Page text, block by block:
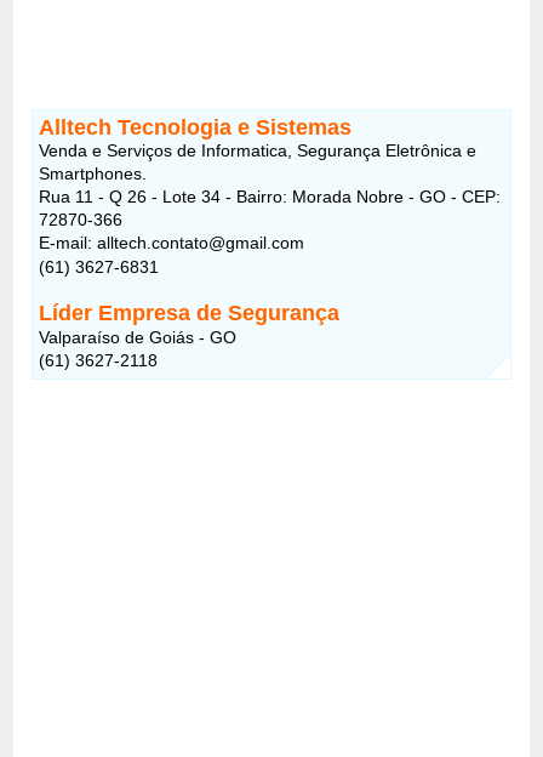
Alltech Tecnologia e Sistemas
Venda e Serviços de Informatica, Segurança Eletrônica e
Smartphones.
Rua 11 - Q 26 - Lote 34 - Bairro: Morada Nobre - GO - CEP:
72870-366
E-mail: alltech.contato@gmail.com
(61) 3627-6831
Líder Empresa de Segurança
Valparaíso de Goiás - GO
(61) 3627-2118